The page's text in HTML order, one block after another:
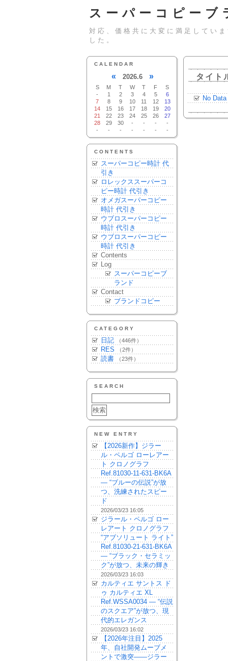
スーパーコピー
対応、価格共に大変に満足してい
した。
タイト
No Data
CALENDAR
« 2026.6 »
S M T W T F
S
-
1 2 3 4 5
6
7
8 9 10 11 12
13
14
15 16 17 18 19
20
21
22 23 24 25 26
27
28
29 30 - - -
-
-
- - - - - -
CONTENTS
スーパーコピー時計 代
引き
ロレックススーパーコ
ピー時計 代引き
オメガスーパーコピー
時計 代引き
ウブロスーパーコピー
時計 代引き
ウブロスーパーコピー
時計 代引き
Contents
Log
スーパーコピーブ
ランド
Contact
ブランドコピー
CATEGORY
日記 （446件）
RES （2件）
読書 （23件）
SEARCH
NEW ENTRY
【2026新作】ジラー
ル・ペルゴ ローレアー
ト クロノグラフ
Ref.81030-11-631-BK6A
— “ブルーの伝説”が放
つ、洗練されたスピー
ド
2026/03/23 16:05
ジラール・ペルゴ ロー
レアート クロノグラフ
“アブソリュート ライト”
Ref.81030-21-631-BK6A
— “ブラック・セラミッ
ク”が放つ、未来の輝き
2026/03/23 16:03
カルティエ サントス ド
ゥ カルティエ XL
Ref.WSSA0034 — “伝説
のスクエア”が放つ、現
代的エレガンス
2026/03/23 16:02
【2026年注目】2025
年、自社開発ムーブメ
ントで激突——ジラー